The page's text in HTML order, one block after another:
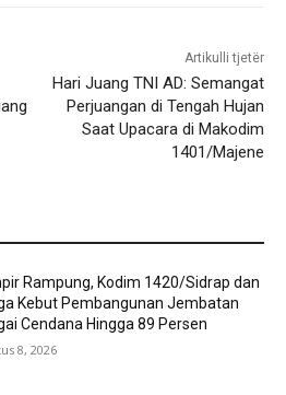
Artikulli tjetër
Hari Juang TNI AD: Semangat
Perjuangan di Tengah Hujan
Saat Upacara di Makodim
1401/Majene
Rampung, Kodim 1420/Sidrap dan
Kebut Pembangunan Jembatan
Cendana Hingga 89 Persen
8, 2026